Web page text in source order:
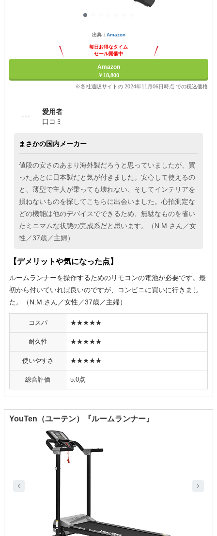
出典： Amazon
毎日お得なタイム
セール開催中
Amazon
￥18,800
※各社通販サイトの 2024年11月06日時点 での税込価格
愛用者
口コミ
まさかの国内メーカー
値段の安さのあまり海外製だろうと思っていましたが、買
ったあとに日本製だと気が付きました。安心して使えるの
と、薄型で主人が乗っても壊れない、そしてインテリアを
損ねないものを探してこちらに出会いました。心拍測定な
どの機能は他のデバイスでできるため、無駄なものを省い
たミニマムな状態の完成系だと思います。（N.M.さん／女
性／37歳／主婦）
【デメリットや気になった点】
ルームランナーを操作するためのリモコンの電池が必要です。最
初から付いていれば良いのですが、コンビニに買いに行きまし
た。（N.M.さん／女性／37歳／主婦）
コスパ ★★★★★
耐久性 ★★★★★
使いやすさ ★★★★★
総合評価 5.0点
YouTen（ユーテン）『ルームランナー』